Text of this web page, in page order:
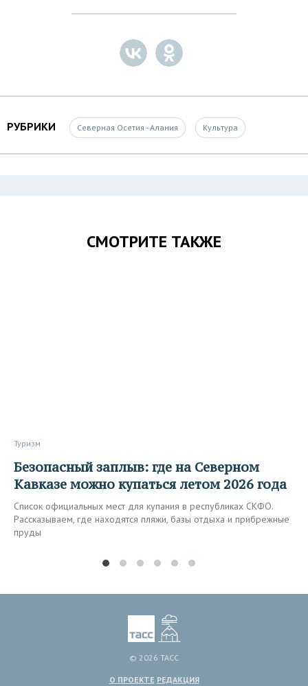
РУБРИКИ Северная Осетия - Алания Культура
СМОТРИТЕ ТАКЖЕ
Туризм
Безопасный заплыв: где на Северном
Кавказе можно купаться летом 2026 года
Список официальных мест для купания в республиках СКФО.
Рассказываем, где находятся пляжи, базы отдыха и прибрежные
пруды
© 2026 ТАСС
О ПРОЕКТЕ РЕДАКЦИЯ